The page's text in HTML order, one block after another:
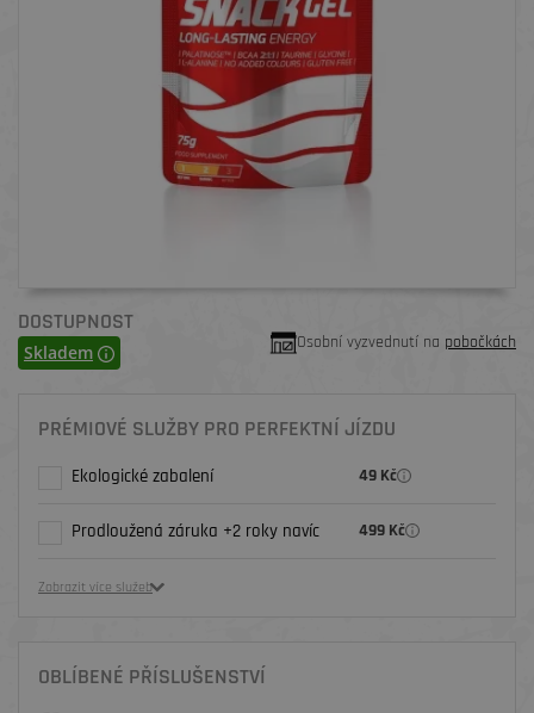
DOSTUPNOST
Skladem Osobní vyzvednutí na pobočkách
PRÉMIOVÉ SLUŽBY PRO PERFEKTNÍ JÍZDU
Ekologické zabalení 49 Kč
Prodloužená záruka +2 roky navíc 499 Kč
Zobrazit více služeb
OBLÍBENÉ PŘÍSLUŠENSTVÍ